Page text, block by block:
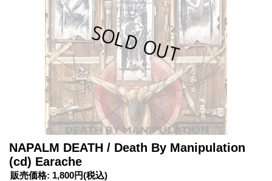
NAPALM DEATH / Death By Manipulation
(cd) Earache
販売価格: 1,800円(税込)